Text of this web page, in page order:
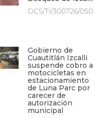
DCS/TI/300726/050
Gobierno de
Cuautitlán Izcalli
suspende cobro a
motocicletas en
estacionamiento
de Luna Parc por
carecer de
autorización
municipal